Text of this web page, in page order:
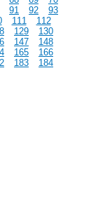
91 92
93
111
112
129
130
147
148
165
166
183
184